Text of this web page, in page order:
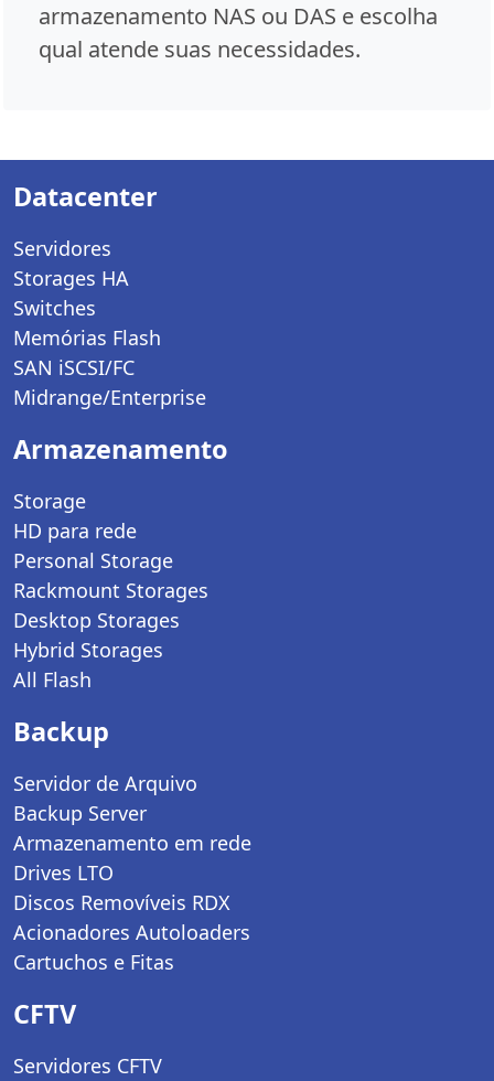
armazenamento NAS ou DAS e escolha
qual atende suas necessidades.
Datacenter
Servidores
Storages HA
Switches
Memórias Flash
SAN iSCSI/FC
Midrange/Enterprise
Armazenamento
Storage
HD para rede
Personal Storage
Rackmount Storages
Desktop Storages
Hybrid Storages
All Flash
Backup
Servidor de Arquivo
Backup Server
Armazenamento em rede
Drives LTO
Discos Removíveis RDX
Acionadores Autoloaders
Cartuchos e Fitas
CFTV
Servidores CFTV